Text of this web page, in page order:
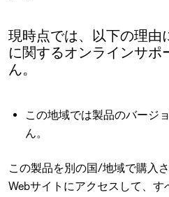
現時点では、以下の理由
に関するオンラインサポ
ん。
この地域では製品のバージ
ん。
この製品を別の国/地域で購入
Webサイトにアクセスして、